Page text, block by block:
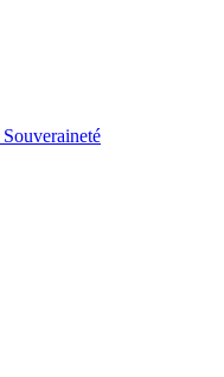
Souveraineté